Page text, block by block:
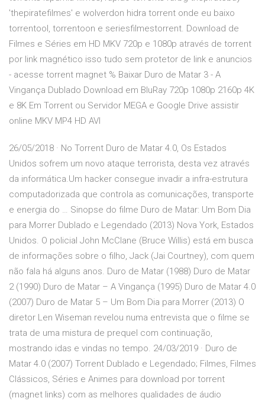
'thepiratefilmes' e wolverdon hidra torrent onde eu baixo
torrentool, torrentoon e seriesfilmestorrent. Download de
Filmes e Séries em HD MKV 720p e 1080p através de torrent
por link magnético isso tudo sem protetor de link e anuncios
- acesse torrent magnet % Baixar Duro de Matar 3 - A
Vingança Dublado Download em BluRay 720p 1080p 2160p 4K
e 8K Em Torrent ou Servidor MEGA e Google Drive assistir
online MKV MP4 HD AVI
26/05/2018 · No Torrent Duro de Matar 4.0, Os Estados
Unidos sofrem um novo ataque terrorista, desta vez através
da informática.Um hacker consegue invadir a infra-estrutura
computadorizada que controla as comunicações, transporte
e energia do … Sinopse do filme Duro de Matar: Um Bom Dia
para Morrer Dublado e Legendado (2013) Nova York, Estados
Unidos. O policial John McClane (Bruce Willis) está em busca
de informações sobre o filho, Jack (Jai Courtney), com quem
não fala há alguns anos. Duro de Matar (1988) Duro de Matar
2 (1990) Duro de Matar – A Vingança (1995) Duro de Matar 4.0
(2007) Duro de Matar 5 – Um Bom Dia para Morrer (2013) O
diretor Len Wiseman revelou numa entrevista que o filme se
trata de uma mistura de prequel com continuação,
mostrando idas e vindas no tempo. 24/03/2019 · Duro de
Matar 4.0 (2007) Torrent Dublado e Legendado; Filmes, Filmes
Clássicos, Séries e Animes para download por torrent
(magnet links) com as melhores qualidades de áudio